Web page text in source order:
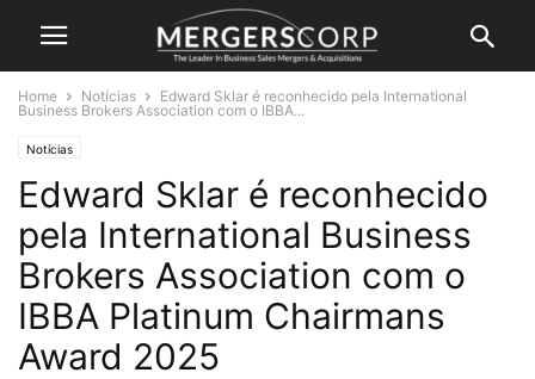
Home Notícias
Edward Sklar é reconhecido pela International
Business Brokers Association com o IBBA...
Notícias
Edward Sklar é reconhecido
pela International Business
Brokers Association com o
IBBA Platinum Chairmans
Award 2025